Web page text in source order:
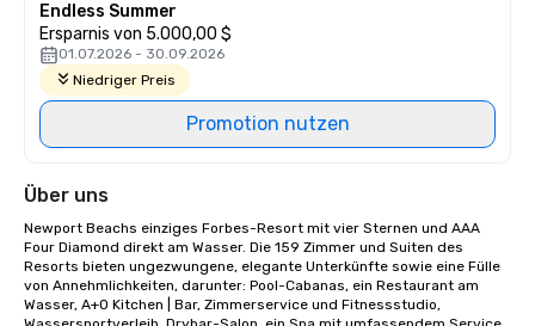
Endless Summer
Ersparnis von 5.000,00 $
01.07.2026 - 30.09.2026
Niedriger Preis
Promotion nutzen
Über uns
Newport Beachs einziges Forbes-Resort mit vier Sternen und AAA
Four Diamond direkt am Wasser. Die 159 Zimmer und Suiten des
Resorts bieten ungezwungene, elegante Unterkünfte sowie eine Fülle
von Annehmlichkeiten, darunter: Pool-Cabanas, ein Restaurant am
Wasser, A+O Kitchen | Bar, Zimmerservice und Fitnessstudio,